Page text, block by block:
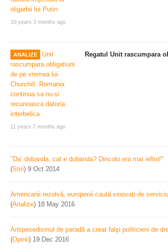
10 years 3 months ago
ANALIZE
11 years 7 months ago
Regatul Unit rascumpara
"Da’ dobanda, cat e dobanda? Dincolo era mai ieftin!"
(Stiri) 9 Oct 2014
Americanii rezolvă, europenii caută vinovați de serviciu
(Analize) 18 May 2016
Antipesedismul de paradă a creat falşi politicieni de
(Opinii) 19 Dec 2016